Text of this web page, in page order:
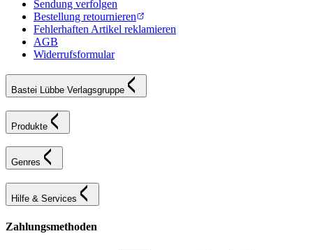
Sendung verfolgen
Bestellung retournieren
Fehlerhaften Artikel reklamieren
AGB
Widerrufsformular
Bastei Lübbe Verlagsgruppe
Produkte
Genres
Hilfe & Services
Zahlungsmethoden